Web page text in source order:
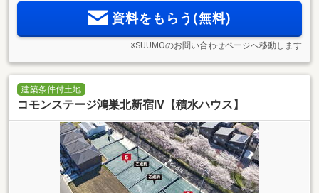
資料をもらう(無料)
※SUUMOのお問い合わせページへ移動します
建築条件付土地
コモンステージ鴻巣北新宿Ⅳ【積水ハウス】